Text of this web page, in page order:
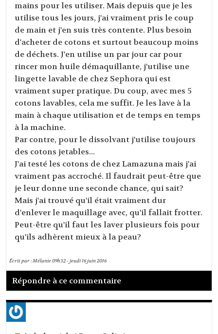
mains pour les utiliser. Mais depuis que je les
utilise tous les jours, j'ai vraiment pris le coup
de main et j'en suis très contente. Plus besoin
d'acheter de cotons et surtout beaucoup moins
de déchets. J'en utilise un par jour car pour
rincer mon huile démaquillante, j'utilise une
lingette lavable de chez Sephora qui est
vraiment super pratique. Du coup, avec mes 5
cotons lavables, cela me suffit. Je les lave à la
main à chaque utilisation et de temps en temps
à la machine.
Par contre, pour le dissolvant j'utilise toujours
des cotons jetables...
J'ai testé les cotons de chez Lamazuna mais j'ai
vraiment pas accroché. Il faudrait peut-être que
je leur donne une seconde chance, qui sait?
Mais j'ai trouvé qu'il était vraiment dur
d'enlever le maquillage avec, qu'il fallait frotter.
Peut-être qu'il faut les laver plusieurs fois pour
qu'ils adhèrent mieux à la peau?
Écrit par :Mélanie09h32-jeudi 16juin 2016
Répondre à ce commentaire